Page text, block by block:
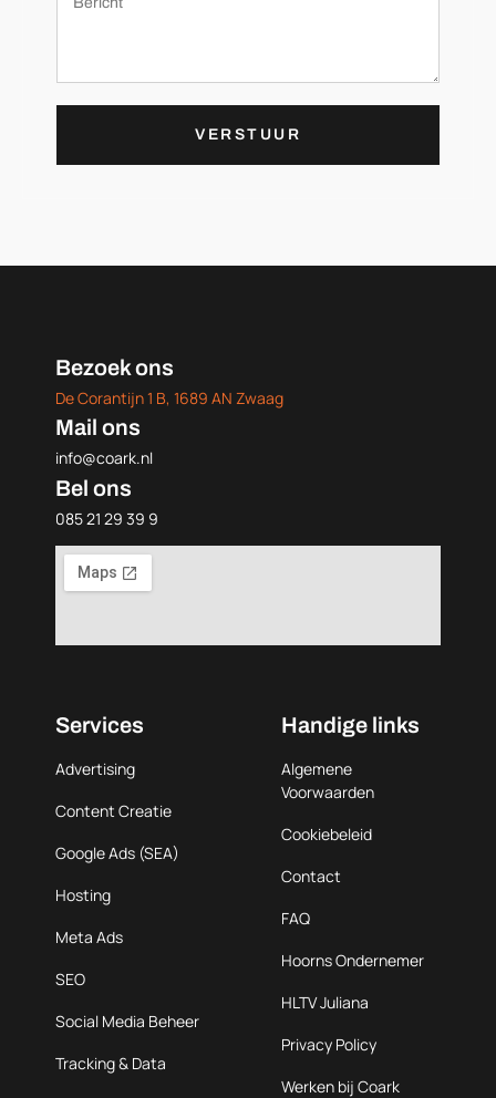
VERSTUUR
Bezoek ons
De Corantijn 1 B, 1689 AN Zwaag
Mail ons
info@coark.nl
Bel ons
085 21 29 39 9
Services
Advertising
Content Creatie
Google Ads (SEA)
Hosting
Meta Ads
SEO
Social Media Beheer
Tracking & Data
Handige links
Algemene
Voorwaarden
Cookiebeleid
Contact
FAQ
Hoorns Ondernemer
HLTV Juliana
Privacy Policy
Werken bij Coark